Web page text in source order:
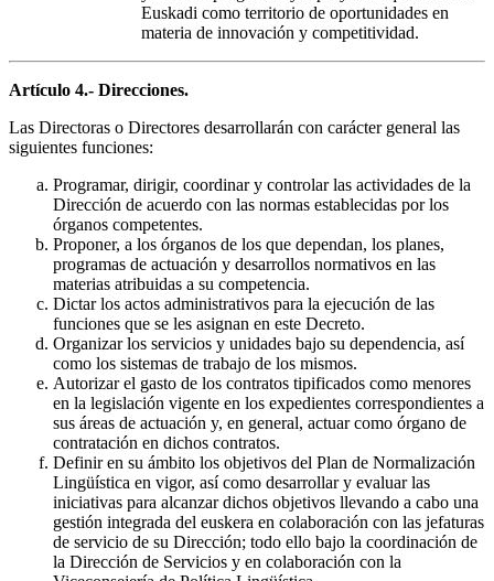
Euskadi como territorio de oportunidades en
materia de innovación y competitividad.
Artículo 4.- Direcciones.
Las Directoras o Directores desarrollarán con carácter general las
siguientes funciones:
Programar, dirigir, coordinar y controlar las actividades de la
Dirección de acuerdo con las normas establecidas por los
órganos competentes.
Proponer, a los órganos de los que dependan, los planes,
programas de actuación y desarrollos normativos en las
materias atribuidas a su competencia.
Dictar los actos administrativos para la ejecución de las
funciones que se les asignan en este Decreto.
Organizar los servicios y unidades bajo su dependencia, así
como los sistemas de trabajo de los mismos.
Autorizar el gasto de los contratos tipificados como menores
en la legislación vigente en los expedientes correspondientes a
sus áreas de actuación y, en general, actuar como órgano de
contratación en dichos contratos.
Definir en su ámbito los objetivos del Plan de Normalización
Lingüística en vigor, así como desarrollar y evaluar las
iniciativas para alcanzar dichos objetivos llevando a cabo una
gestión integrada del euskera en colaboración con las jefaturas
de servicio de su Dirección; todo ello bajo la coordinación de
la Dirección de Servicios y en colaboración con la